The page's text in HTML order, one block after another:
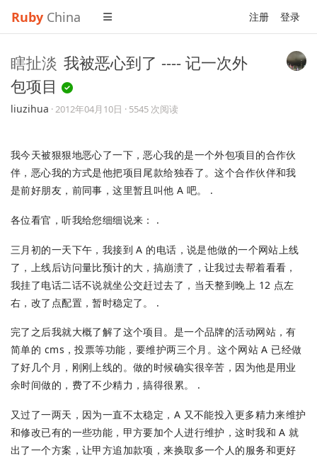
Ruby China 注册 登录
瞎扯淡 我被恶心到了 ---- 记一次外
包项目
liuzihua ·2012年04月10日 · 5545 次阅读
我今天被狠狠地恶心了一下，恶心我的是一个外包项目的合作伙
伴，恶心我的方式是他把项目尾款给独吞了。这个合作伙伴和我
是前好朋友，前同事，这里暂且叫他 A 吧。 .
各位看官，听我给您细细说来： .
三月初的一天下午，我接到 A 的电话，说是他做的一个网站上线
了，上线后访问量比预计的大，搞崩溃了，让我过去帮着看看，
我挂了电话二话不说就坐公交赶过去了，当天整到晚上 12 点左
右，改了点配置，暂时稳定了。 .
完了之后我就大概了解了这个项目。是一个品牌的活动网站，有
简单的 cms，投票等功能，要维护两三个月。这个网站 A 已经做
了好几个月，刚刚上线的。做的时候确实很辛苦，因为他是用业
余时间做的，费了不少精力，搞得很累。 .
又过了一两天，因为一直不太稳定，A 又不能投入更多精力来维护
和修改已有的一些功能，甲方要加个人进行维护，这时我和 A 就
出了一个方案，让甲方追加款项，来换取多一个人的服务和更好